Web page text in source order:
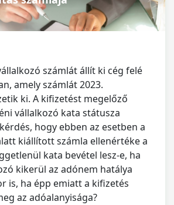
számlát állít ki cég felé
amely számlát 2023.
ki. A kifizetést megelőző
vállalkozó kata státusza
hogy ebben az esetben a
kiállított számla ellenértéke a
kata bevétel lesz-e, ha
kikerül az adónem hatálya
is, ha épp emiatt a kifizetés
az adóalanyisága?